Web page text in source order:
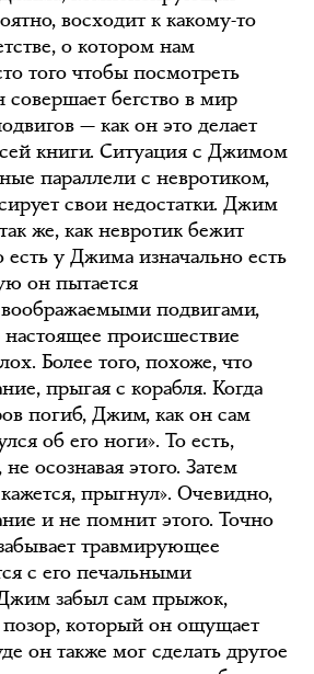
восходит к какому-то
о котором нам
того чтобы посмотреть
совершает бегство в мир
— как он это делает
книги. Ситуация с Джимом
параллели с невротиком,
свои недостатки. Джим
же, как невротик бежит
есть у Джима изначально есть
он пытается
подвигами,
настоящее происшествие
Более того, похоже, что
прыгая с корабля. Когда
погиб, Джим, как он сам
об его ноги». То есть,
осознавая этого. Затем
прыгнул». Очевидно,
и не помнит этого. Точно
травмирующее
с его печальными
забыл сам прыжок,
позор, который он ощущает
он также мог сделать другое